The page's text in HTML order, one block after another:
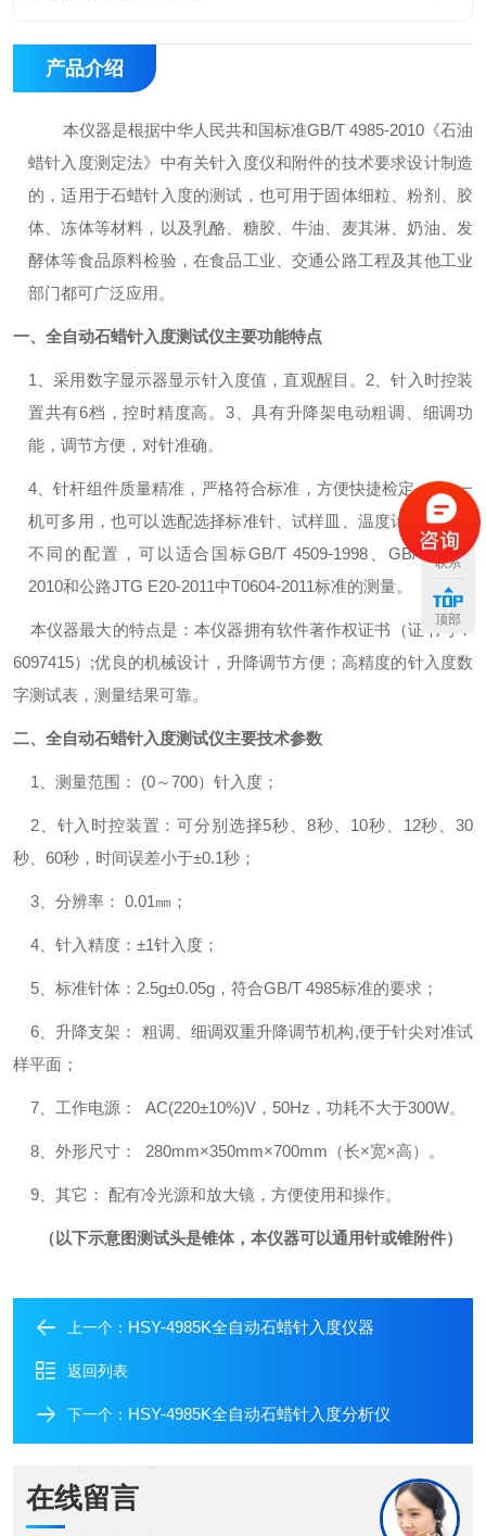
产品介绍
本仪器是根据中华人民共和国标准GB/T 4985-2010《石油
蜡针入度测定法》中有关针入度仪和附件的技术要求设计制造
的，适用于石蜡针入度的测试，也可用于固体细粒、粉剂、胶
体、冻体等材料，以及乳酪、糖胶、牛油、麦其淋、奶油、发
酵体等食品原料检验，在食品工业、交通公路工程及其他工业
部门都可广泛应用。
一、 全自动石蜡针入度测试仪主要功能特点
1、采用数字显示器显示针入度值，直观醒目。 2、针入时控装
置共有6档，控时精度高。 3、具有升降架电动粗调、细调功
能，调节方便，对针准确。
4、针杆组件质量精准，严格符合标准，方便快捷检定。5、一
机可多用，也可以选配选择标准针、试样皿、温度计和砝码等
不同的配置，可以适合国标GB/T 4509-1998、GB/T 4509-
2010和公路JTG E20-2011中T0604-2011标准的测量。
本仪器最大的特点是：本仪器拥有软件著作权证书（证书号：
6097415）;优良的机械设计，升降调节方便；高精度的针入度数
字测试表，测量结果可靠。
二、 全自动石蜡针入度测试仪主要技术参数
1、测量范围： (0～700）针入度；
2、针入时控装置：可分别选择5秒、8秒、10秒、12秒、30
秒、60秒，时间误差小于±0.1秒；
3、分辨率： 0.01㎜；
4、针入精度：±1针入度；
5、标准针体：2.5g±0.05g，符合GB/T 4985标准的要求；
6、升降支架： 粗调、细调双重升降调节机构,便于针尖对准试
样平面；
7、工作电源： AC(220±10%)V，50Hz，功耗不大于300W。
8、外形尺寸： 280mm×350mm×700mm（长×宽×高）。
9、其它： 配有冷光源和放大镜，方便使用和操作。
（以下示意图测试头是锥体，本仪器可以通用针或锥附件）
上一个： HSY-4985K全自动石蜡针入度仪器
返回列表
下一个： HSY-4985K全自动石蜡针入度分析仪
在线留言
联系
顶部